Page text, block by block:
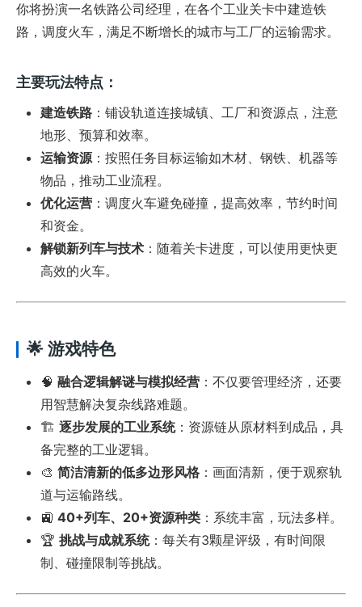
你将扮演一名铁路公司经理，在各个工业关卡中建造铁
路，调度火车，满足不断增长的城市与工厂的运输需求。
主要玩法特点：
建造铁路 ：铺设轨道连接城镇、工厂和资源点，注意
地形、预算和效率。
运输资源：按照任务目标运输如木材、钢铁、机器等
物品，推动工业流程。
优化运营 ：调度火车避免碰撞，提高效率，节约时间
和资金。
解锁新列车与技术 ：随着关卡进度，可以使用更快更
高效的火车。
🌟 游戏特色
🧠 融合逻辑解谜与模拟经营 ：不仅要管理经济，还要
用智慧解决复杂线路难题。
🏗️ 逐步发展的工业系统：资源链从原材料到成品，具
备完整的工业逻辑。
🎨 简洁清新的低多边形风格 ：画面清新，便于观察轨
道与运输路线。
🚉 40+列车、20+资源种类 ：系统丰富，玩法多样。
🏆 挑战与成就系统：每关有3颗星评级，有时间限
制、碰撞限制等挑战。